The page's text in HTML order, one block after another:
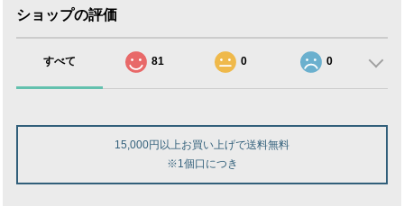
ショップの評価
すべて 81 0 0
15,000円以上お買い上げで送料無料
※1個口につき